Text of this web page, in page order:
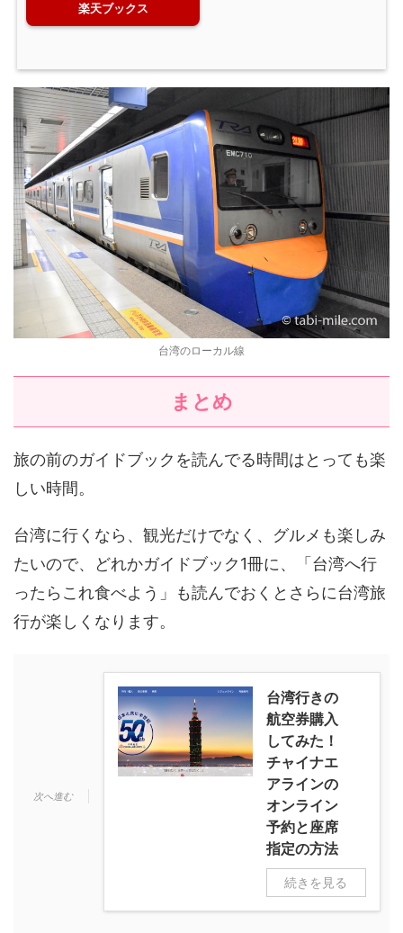
楽天ブックス
台湾のローカル線
まとめ
旅の前のガイドブックを読んでる時間はとっても楽
しい時間。
台湾に行くなら、観光だけでなく、グルメも楽しみ
たいので、どれかガイドブック1冊に、「台湾へ行
ったらこれ食べよう」も読んでおくとさらに台湾旅
行が楽しくなります。
台湾行きの
航空券購入
してみた！
チャイナエ
アラインの
オンライン
予約と座席
指定の方法
続きを見る